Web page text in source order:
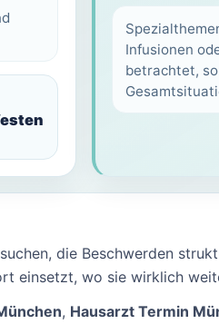
Infusionen
betrachtet,
die Beschwerden
einsetzt, wo sie wirklich
, Hausarzt Termin